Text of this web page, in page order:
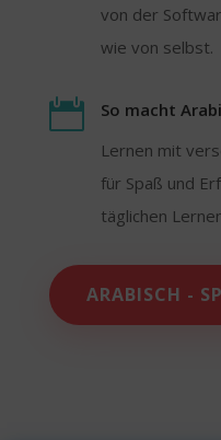
von der
wie von selbst.

So macht
Lernen mit
für Spaß und
täglichen
ARABISCH -